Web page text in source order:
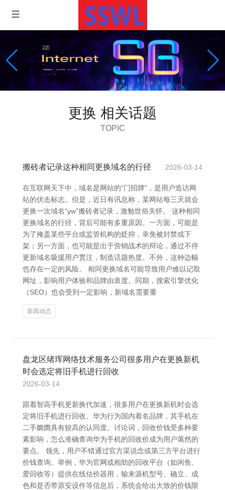
更换 相关话题
TOPIC
搬砖者记录这种相同更换域名的行径 2026-03-14
在互联网天下中，域名是网站的“门招牌”，是用户造访网
站的伏击标志。但是，近日有讯息称，某网站每三天就会
更换一次域名“yw”搬砖者记录，激勉世俗关怀。 这种相同
更换域名的行径，背后可能有多重原因。一方面，可能是
为了掩盖某些平台或监管机构的贬抑，幸免被封禁或下
架；另一方面，也可能是出于营销战术的辩论，通过不停
更新域名吸援用户贯注，制造话题热度。不外，这种边幅
也存在一定的风险。 相同更换域名可能导致用户难以记取
网址，影响用户体验和品牌由衷度。同期，搜索引擎优化
（SEO）也会受到一定影响，新域名需要重
新闻动态
盘龙区绪珲网络技术服务公司很多用户在更换新机
时会选定将旧手机进行回收
2026-03-14
跟着智高手机更新换代加速，很多用户在更换新机时会选
定将旧手机进行回收。华为行为国内着名品牌，其手机在
二手阛阓具有较高的认同度。讨论词，回收价钱受多种要
素影响，怎么准确查询华为手机的回收价成为用户蔼然的
要点。 领先，用户不错通过官方渠说念或第三方平台进行
价钱查询。举例，华为官网或相助的回收平台（如闲鱼、
爱回收等）提供在线估价器用，输来源机型号、确立、成
色和是否带原安设件等信息后，系统会给出大致的价钱限